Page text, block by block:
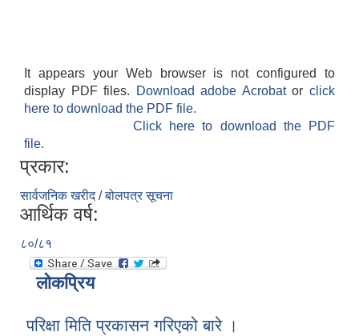
It appears your Web browser is not configured to
display PDF files.
Download adobe Acrobatorclick
here to download the PDF file.
Click here to download the PDF
file.
प्रकार:
सार्वजनिक खरीद / बोलपत्र सूचना
आर्थिक वर्ष:
८०/८१
लोकप्रिय
परिक्षा मिति प्रकासन गरिएको बारे ।